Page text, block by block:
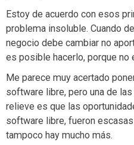
Estoy de acuerdo con esos
problema insoluble. Cuando
negocio debe cambiar no
es posible hacerlo, porque no
Me parece muy acertado
software libre, pero una de
relieve es que las
software libre, fueron
tampoco hay mucho más.